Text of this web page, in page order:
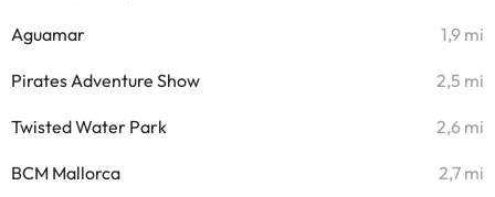
Aguamar 1,9 mi
Pirates Adventure Show 2,5 mi
Twisted Water Park 2,6 mi
BCM Mallorca 2,7 mi